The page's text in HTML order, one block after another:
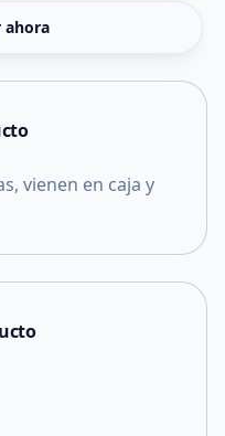
ahora
vienen en caja y